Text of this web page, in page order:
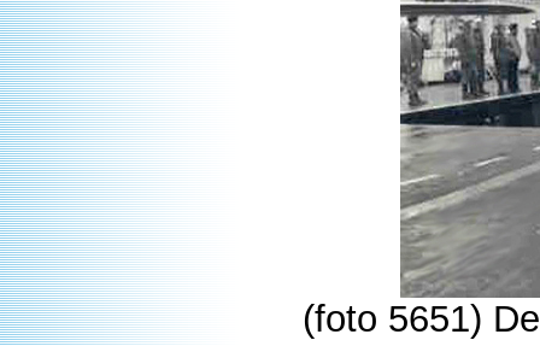
(foto 5651)